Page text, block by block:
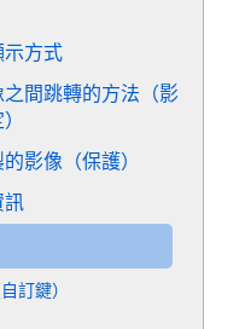
示方式
間跳轉的方法（影
）
影像（保護）
訊
訂鍵）